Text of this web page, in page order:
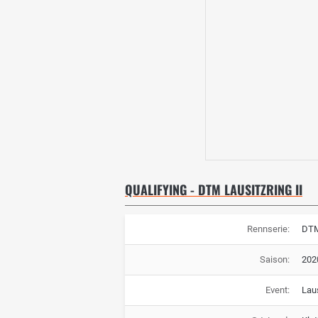
QUALIFYING - DTM LAUSITZRING II
Rennserie:
Saison:
Event: